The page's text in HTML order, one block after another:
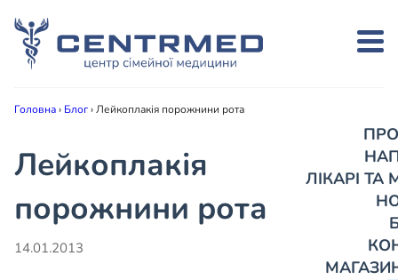
ЛІКАРІ
Головна› Блог›Лейкоплакія порожнини рота
Лейкоплакія
порожнини рота
14.01.2013